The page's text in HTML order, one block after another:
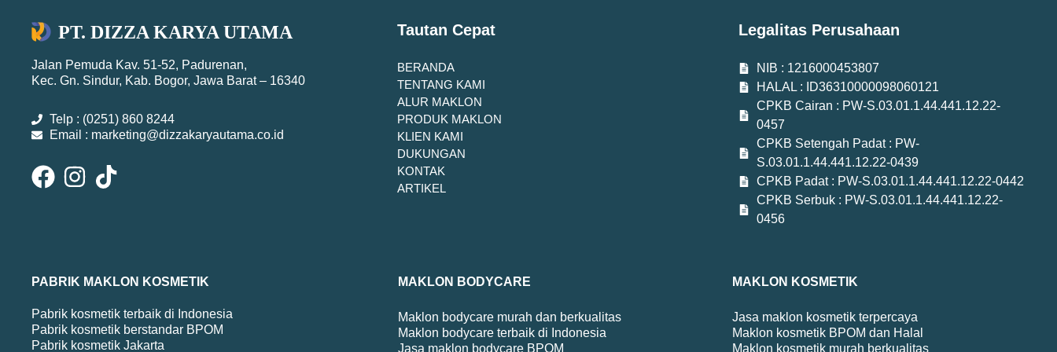
PT. DIZZA KARYA UTAMA
Jalan Pemuda Kav. 51-52, Padurenan,
Kec. Gn. Sindur, Kab. Bogor, Jawa Barat – 16340
Telp : (0251) 860 8244
Email : marketing@dizzakaryautama.co.id
Tautan Cepat
BERANDA
TENTANG KAMI
ALUR MAKLON
PRODUK MAKLON
KLIEN KAMI
DUKUNGAN
KONTAK
ARTIKEL
Legalitas Perusahaan
NIB : 1216000453807
HALAL : ID36310000098060121
CPKB Cairan : PW-S.03.01.1.44.441.12.22-
0457
CPKB Setengah Padat : PW-
S.03.01.1.44.441.12.22-0439
CPKB Padat : PW-S.03.01.1.44.441.12.22-0442
CPKB Serbuk : PW-S.03.01.1.44.441.12.22-
0456
PABRIK MAKLON KOSMETIK
Pabrik kosmetik terbaik di Indonesia
Pabrik kosmetik berstandar BPOM
Pabrik kosmetik Jakarta
MAKLON BODYCARE
Maklon bodycare murah dan berkualitas
Maklon bodycare terbaik di Indonesia
Jasa maklon bodycare BPOM
MAKLON KOSMETIK
Jasa maklon kosmetik terpercaya
Maklon kosmetik BPOM dan Halal
Maklon kosmetik murah berkualitas